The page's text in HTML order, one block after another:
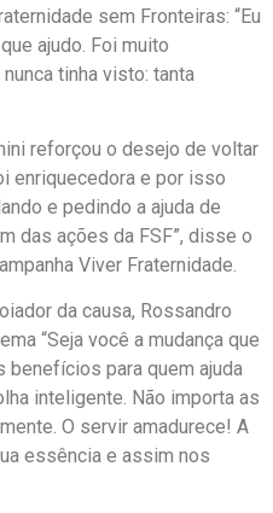
sem Fronteiras: “Eu
ajudo. Foi muito
tinha visto: tanta
reforçou o desejo de voltar
enriquecedora e por isso
e pedindo a ajuda de
das ações da FSF”, disse o
Viver Fraternidade.
da causa, Rossandro
“Seja você a mudança que
benefícios para quem ajuda
inteligente. Não importa as
O servir amadurece! A
essência e assim nos